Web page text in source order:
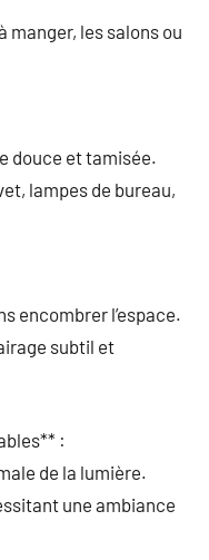
manger, les salons ou
douce et tamisée.
lampes de bureau,
encombrer l’espace.
subtil et
:
de la lumière.
une ambiance